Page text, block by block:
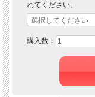
れてください。
購入数：